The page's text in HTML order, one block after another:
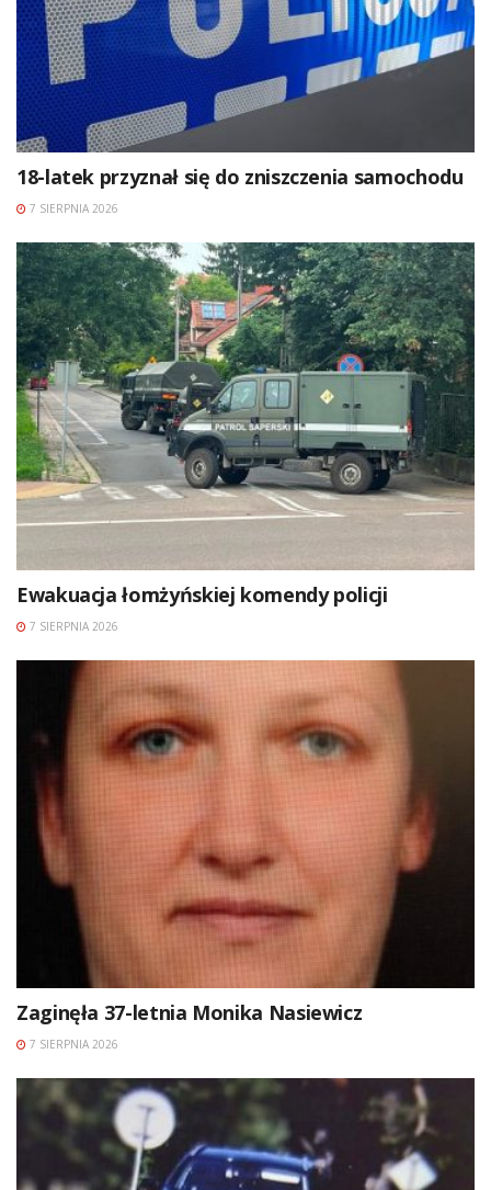
18-latek przyznał się do zniszczenia samochodu
7 SIERPNIA 2026
Ewakuacja łomżyńskiej komendy policji
7 SIERPNIA 2026
Zaginęła 37-letnia Monika Nasiewicz
7 SIERPNIA 2026